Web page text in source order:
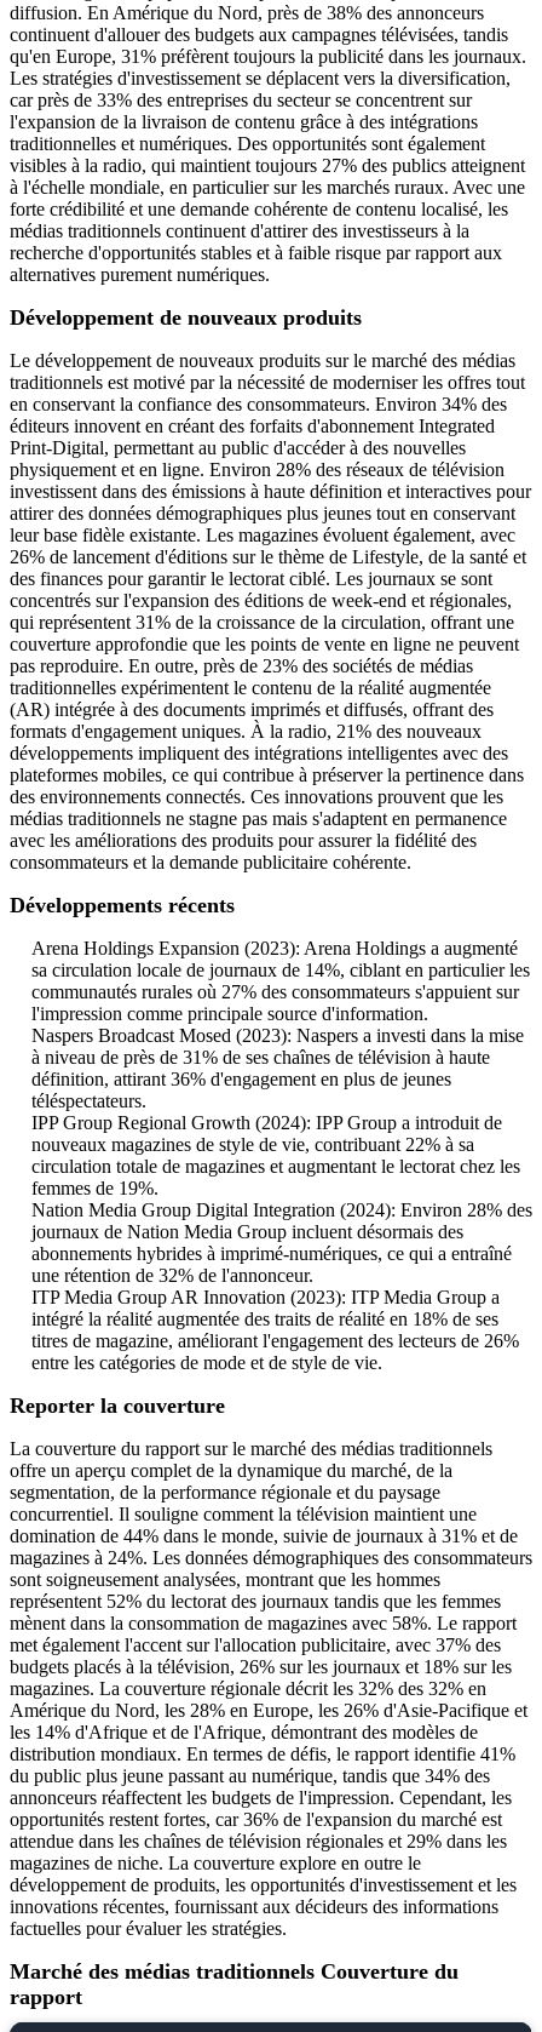
diffusion. En Amérique du Nord, près de 38% des annonceurs
continuent d'allouer des budgets aux campagnes télévisées, tandis
qu'en Europe, 31% préfèrent toujours la publicité dans les journaux.
Les stratégies d'investissement se déplacent vers la diversification,
car près de 33% des entreprises du secteur se concentrent sur
l'expansion de la livraison de contenu grâce à des intégrations
traditionnelles et numériques. Des opportunités sont également
visibles à la radio, qui maintient toujours 27% des publics atteignent
à l'échelle mondiale, en particulier sur les marchés ruraux. Avec une
forte crédibilité et une demande cohérente de contenu localisé, les
médias traditionnels continuent d'attirer des investisseurs à la
recherche d'opportunités stables et à faible risque par rapport aux
alternatives purement numériques.
Développement de nouveaux produits
Le développement de nouveaux produits sur le marché des médias
traditionnels est motivé par la nécessité de moderniser les offres tout
en conservant la confiance des consommateurs. Environ 34% des
éditeurs innovent en créant des forfaits d'abonnement Integrated
Print-Digital, permettant au public d'accéder à des nouvelles
physiquement et en ligne. Environ 28% des réseaux de télévision
investissent dans des émissions à haute définition et interactives pour
attirer des données démographiques plus jeunes tout en conservant
leur base fidèle existante. Les magazines évoluent également, avec
26% de lancement d'éditions sur le thème de Lifestyle, de la santé et
des finances pour garantir le lectorat ciblé. Les journaux se sont
concentrés sur l'expansion des éditions de week-end et régionales,
qui représentent 31% de la croissance de la circulation, offrant une
couverture approfondie que les points de vente en ligne ne peuvent
pas reproduire. En outre, près de 23% des sociétés de médias
traditionnelles expérimentent le contenu de la réalité augmentée
(AR) intégrée à des documents imprimés et diffusés, offrant des
formats d'engagement uniques. À la radio, 21% des nouveaux
développements impliquent des intégrations intelligentes avec des
plateformes mobiles, ce qui contribue à préserver la pertinence dans
des environnements connectés. Ces innovations prouvent que les
médias traditionnels ne stagne pas mais s'adaptent en permanence
avec les améliorations des produits pour assurer la fidélité des
consommateurs et la demande publicitaire cohérente.
Développements récents
Arena Holdings Expansion (2023): Arena Holdings a augmenté
sa circulation locale de journaux de 14%, ciblant en particulier les
communautés rurales où 27% des consommateurs s'appuient sur
l'impression comme principale source d'information.
Naspers Broadcast Mosed (2023): Naspers a investi dans la mise
à niveau de près de 31% de ses chaînes de télévision à haute
définition, attirant 36% d'engagement en plus de jeunes
téléspectateurs.
IPP Group Regional Growth (2024): IPP Group a introduit de
nouveaux magazines de style de vie, contribuant 22% à sa
circulation totale de magazines et augmentant le lectorat chez les
femmes de 19%.
Nation Media Group Digital Integration (2024): Environ 28% des
journaux de Nation Media Group incluent désormais des
abonnements hybrides à imprimé-numériques, ce qui a entraîné
une rétention de 32% de l'annonceur.
ITP Media Group AR Innovation (2023): ITP Media Group a
intégré la réalité augmentée des traits de réalité en 18% de ses
titres de magazine, améliorant l'engagement des lecteurs de 26%
entre les catégories de mode et de style de vie.
Reporter la couverture
La couverture du rapport sur le marché des médias traditionnels
offre un aperçu complet de la dynamique du marché, de la
segmentation, de la performance régionale et du paysage
concurrentiel. Il souligne comment la télévision maintient une
domination de 44% dans le monde, suivie de journaux à 31% et de
magazines à 24%. Les données démographiques des consommateurs
sont soigneusement analysées, montrant que les hommes
représentent 52% du lectorat des journaux tandis que les femmes
mènent dans la consommation de magazines avec 58%. Le rapport
met également l'accent sur l'allocation publicitaire, avec 37% des
budgets placés à la télévision, 26% sur les journaux et 18% sur les
magazines. La couverture régionale décrit les 32% des 32% en
Amérique du Nord, les 28% en Europe, les 26% d'Asie-Pacifique et
les 14% d'Afrique et de l'Afrique, démontrant des modèles de
distribution mondiaux. En termes de défis, le rapport identifie 41%
du public plus jeune passant au numérique, tandis que 34% des
annonceurs réaffectent les budgets de l'impression. Cependant, les
opportunités restent fortes, car 36% de l'expansion du marché est
attendue dans les chaînes de télévision régionales et 29% dans les
magazines de niche. La couverture explore en outre le
développement de produits, les opportunités d'investissement et les
innovations récentes, fournissant aux décideurs des informations
factuelles pour évaluer les stratégies.
Marché des médias traditionnels Couverture du
rapport